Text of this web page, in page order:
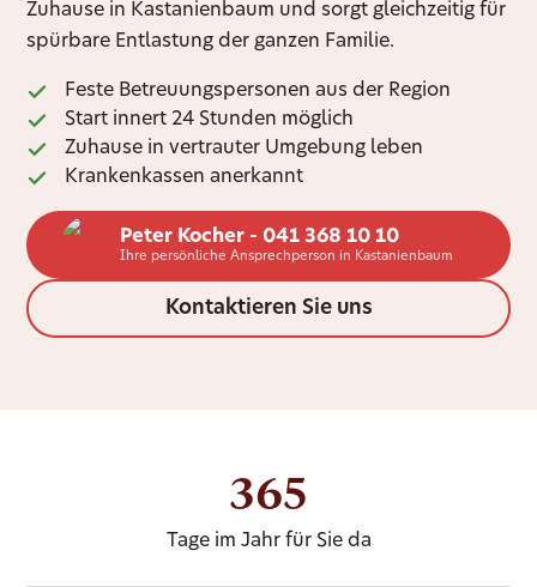
Zuhause in Kastanienbaum und sorgt gleichzeitig für
spürbare Entlastung der ganzen Familie.
Feste Betreuungspersonen aus der Region
Start innert 24 Stunden möglich
Zuhause in vertrauter Umgebung leben
Krankenkassen anerkannt
Peter Kocher - 041 368 10 10
Ihre persönliche Ansprechperson in Kastanienbaum
Kontaktieren Sie uns
365
Tage im Jahr für Sie da